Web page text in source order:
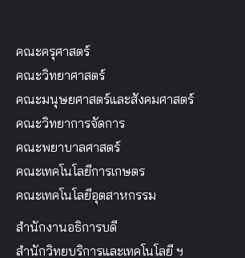
คณะครุศาสตร์
คณะวิทยาศาสตร์
คณะมนุษยศาสตร์และสังคมศาสตร์
คณะวิทยาการจัดการ
คณะพยาบาลศาสตร์
คณะเทคโนโลยีการเกษตร
คณะเทคโนโลยีอุตสาหกรรม
สำนักงานอธิการบดี
สำนักวิทยบริการและเทคโนโลยี ฯ